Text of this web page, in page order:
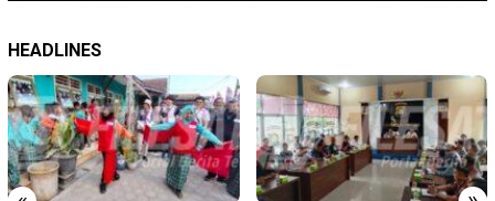
HEADLINES